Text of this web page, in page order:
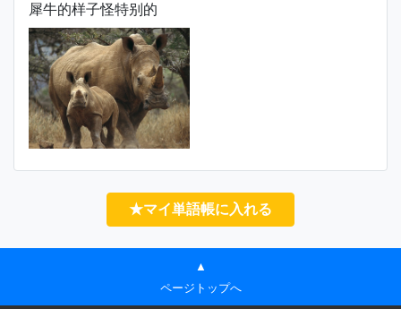
犀牛的样子怪特别的
★マイ単語帳に入れる
▲
ページトップへ